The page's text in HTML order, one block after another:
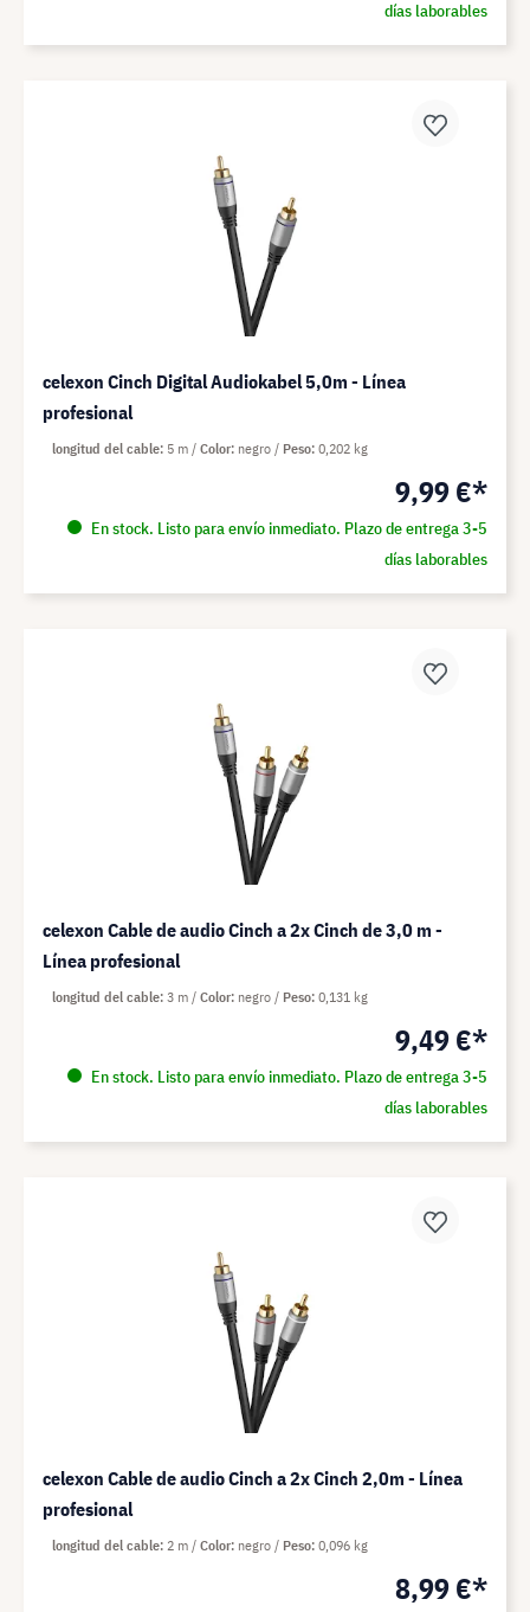
días laborables
celexon Cinch Digital Audiokabel 5,0m - Línea
profesional
9,99 €*
En stock. Listo para envío inmediato. Plazo de entrega 3-5
días laborables
longitud del cable 5 m Color negro Peso 0,202 kg
celexon Cable de audio Cinch a 2x Cinch de 3,0 m -
Línea profesional
9,49 €*
En stock. Listo para envío inmediato. Plazo de entrega 3-5
días laborables
longitud del cable 3 m Color negro Peso 0,131 kg
celexon Cable de audio Cinch a 2x Cinch 2,0m - Línea
profesional
8,99 €*
longitud del cable 2 m Color negro Peso 0,096 kg